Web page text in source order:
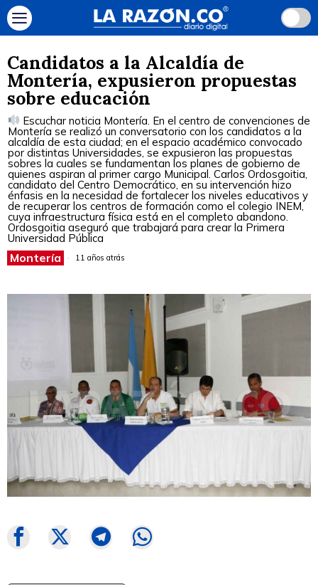
Candidatos a la Alcaldía de
Montería, expusieron propuestas
sobre educación
Escuchar noticia Montería. En el centro de convenciones de
Montería se realizó un conversatorio con los candidatos a la
alcaldía de esta ciudad; en el espacio académico convocado
por distintas Universidades, se expusieron las propuestas
sobres la cuales se fundamentan los planes de gobierno de
quienes aspiran al primer cargo Municipal. Carlos Ordosgoitia,
candidato del Centro Democrático, en su intervención hizo
énfasis en la necesidad de fortalecer los niveles educativos y
de recuperar los centros de formación como el colegio INEM,
cuya infraestructura física está en el completo abandono.
Ordosgoitia aseguró que trabajará para crear la Primera
Universidad Pública
Montería 11 años atrás